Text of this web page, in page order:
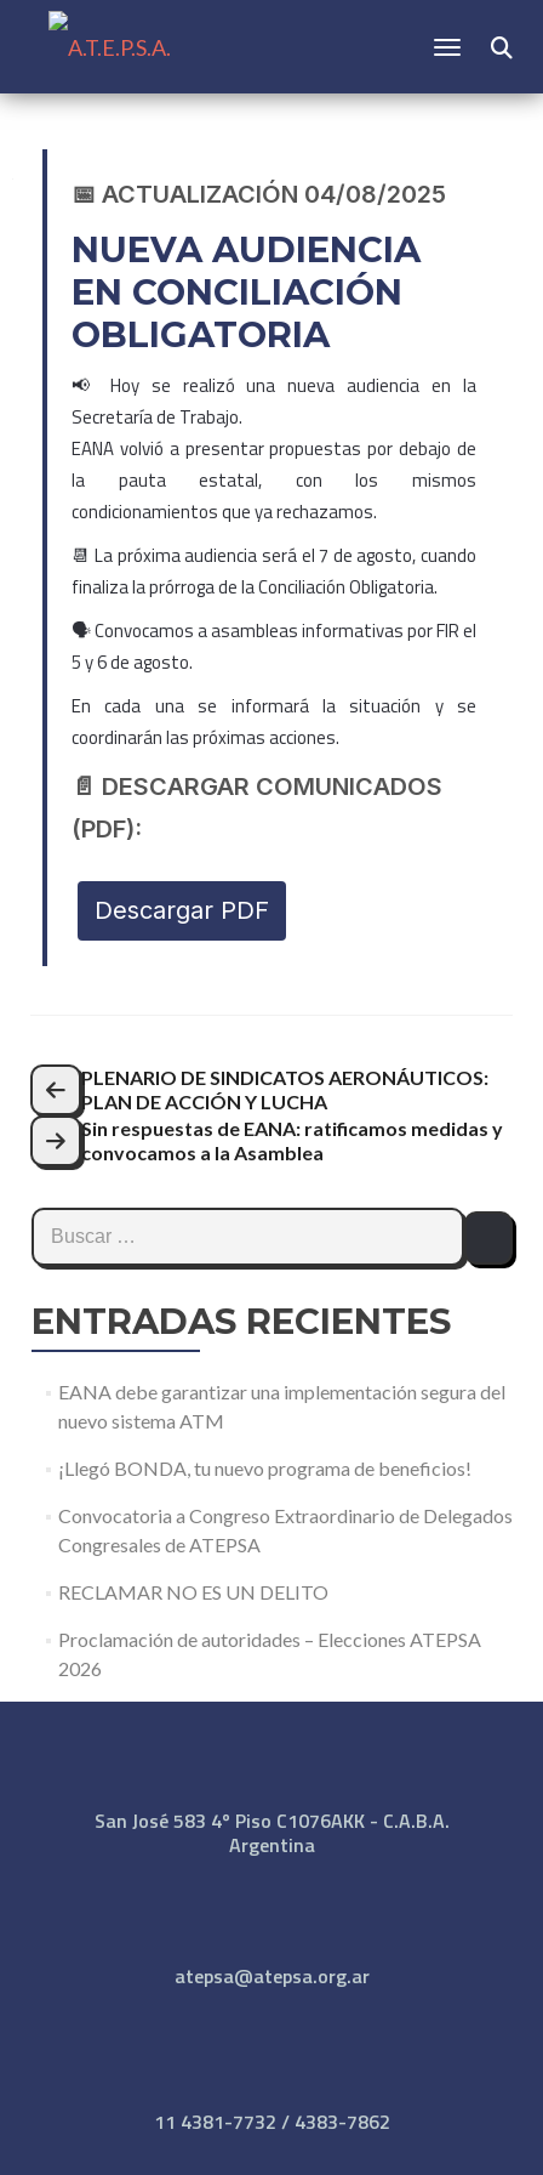
CAMBIAR
📅 ACTUALIZACIÓN 04/08/2025
NUEVA AUDIENCIA
EN CONCILIACIÓN
OBLIGATORIA
📢 Hoy se realizó una nueva audiencia en la
Secretaría de Trabajo.
EANA volvió a presentar propuestas por debajo de
la pauta estatal, con los mismos
condicionamientos que ya rechazamos.
📆 La próxima audiencia será el 7 de agosto, cuando
finaliza la prórroga de la Conciliación Obligatoria.
🗣 Convocamos a asambleas informativas por FIR el
5 y 6 de agosto.
En cada una se informará la situación y se
coordinarán las próximas acciones.
📄 DESCARGAR COMUNICADOS
(PDF):
Descargar PDF
PLENARIO DE SINDICATOS AERONÁUTICOS:
PLAN DE ACCIÓN Y LUCHA
Sin respuestas de EANA: ratificamos medidas y
convocamos a la Asamblea
ENTRADAS RECIENTES
EANA debe garantizar una implementación segura del
nuevo sistema ATM
¡Llegó BONDA, tu nuevo programa de beneficios!
Convocatoria a Congreso Extraordinario de Delegados
Congresales de ATEPSA
RECLAMAR NO ES UN DELITO
Proclamación de autoridades – Elecciones ATEPSA
2026
San José 583 4º Piso C1076AKK - C.A.B.A.
Argentina
atepsa@atepsa.org.ar
11 4381-7732 / 4383-7862